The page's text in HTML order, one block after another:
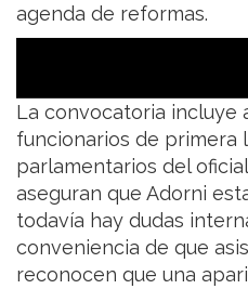
agenda de reformas.
La convocatoria incluye
funcionarios de primera
parlamentarios del
aseguran que Adorni
todavía hay dudas
conveniencia de que
reconocen que una